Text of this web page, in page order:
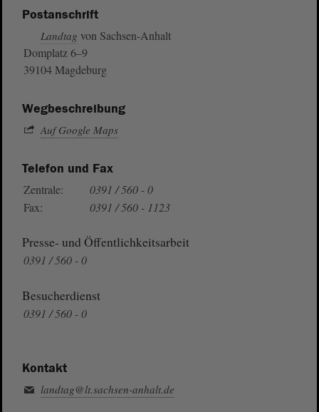
Postanschrift
Landtag von Sachsen-Anhalt
Domplatz 6–9
39104 Magdeburg
Wegbeschreibung
Auf Google Maps
Telefon und Fax
Zentrale:
0391 / 560 - 0
Fax:
0391 / 560 - 1123
Presse- und Öffentlichkeitsarbeit
0391 / 560 - 0
Besucherdienst
0391 / 560 - 0
Kontakt
landtag@lt.sachsen-anhalt.de